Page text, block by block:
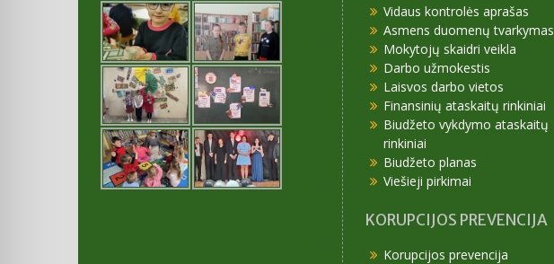
Vidaus kontrolės aprašas
Asmens duomenų tvarkymas
Mokytojų skaidri veikla
Darbo užmokestis
Laisvos darbo vietos
Finansinių ataskaitų rinkiniai
Biudžeto vykdymo ataskaitų
rinkiniai
Biudžeto planas
Viešieji pirkimai
KORUPCIJOS PREVENCIJA
Korupcijos prevencija